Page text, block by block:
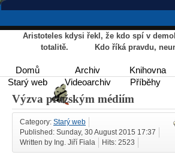
Aristoteles kdysi řekl, že kdo spí v
totalitě. Kdo říká pravdu,
Domů Archiv Knihovna
Starý web
Videoarchiv Příběhy
Výzva pražským médiím
Category: Starý web
Published: Sunday, 30 August 2015 17:37
Written by Ing. Jiří Fiala
Hits: 2523